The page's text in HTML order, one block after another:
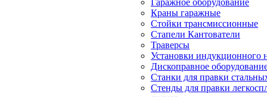
Гаражное оборудование
Краны гаражные
Стойки трансмиссионные
Стапели Кантователи
Траверсы
Установки индукционного
Дископравное
Станки для правки
Стенды для правки